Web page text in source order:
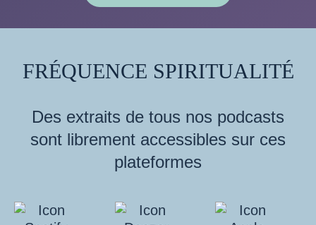
FRÉQUENCE SPIRITUALITÉ
Des extraits de tous nos podcasts
sont librement accessibles sur ces
plateformes